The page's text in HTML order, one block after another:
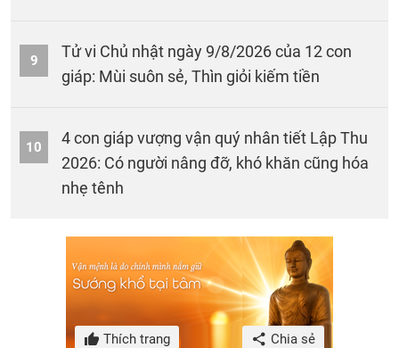
9
Tử vi Chủ nhật ngày 9/8/2026 của 12 con
giáp: Mùi suôn sẻ, Thìn giỏi kiếm tiền
10
4 con giáp vượng vận quý nhân tiết Lập Thu
2026: Có người nâng đỡ, khó khăn cũng hóa
nhẹ tênh
Thích trang Chia sẻ